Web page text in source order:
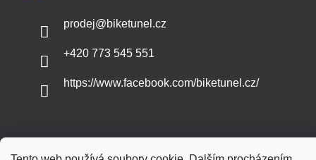
prodej@biketunel.cz
+420 773 545 551
https://www.facebook.com/biketunel.cz/
Vytvořil Shoptet